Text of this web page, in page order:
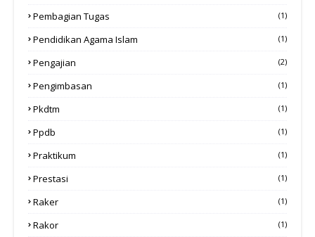
Pembagian Tugas (1)
Pendidikan Agama Islam (1)
Pengajian (2)
Pengimbasan (1)
Pkdtm (1)
Ppdb (1)
Praktikum (1)
Prestasi (1)
Raker (1)
Rakor (1)